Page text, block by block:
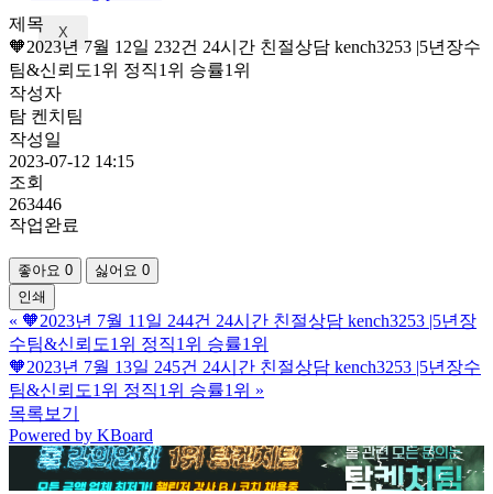
X
제목
🧡2023년 7월 12일 232건 24시간 친절상담 kench3253 |5년장수
팀&신뢰도1위 정직1위 승률1위
작성자
탐 켄치팀
작성일
2023-07-12 14:15
조회
263446
작업완료
좋아요 0 싫어요 0
인쇄
« 🧡2023년 7월 11일 244건 24시간 친절상담 kench3253 |5년장
수팀&신뢰도1위 정직1위 승률1위
🧡2023년 7월 13일 245건 24시간 친절상담 kench3253 |5년장수
팀&신뢰도1위 정직1위 승률1위 »
목록보기
Powered by KBoard